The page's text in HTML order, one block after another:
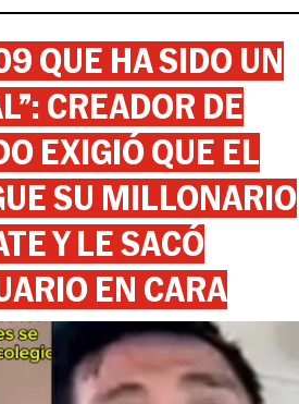
QUE HA SIDO UN
CREADOR DE
EXIGIÓ QUE EL
SU MILLONARIO
Y LE SACÓ
EN CARA